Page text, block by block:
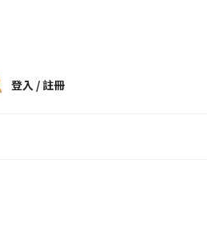
登入 / 註冊